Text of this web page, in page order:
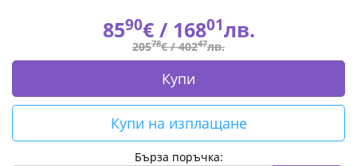
8590€ / 16801лв.
20578€ /40247лв.
Купи
Купи на изплащане
Бърза поръчка: